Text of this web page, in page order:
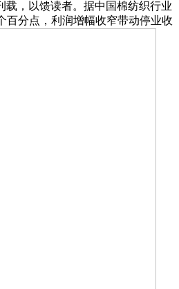
载，以馈读者。据中国棉纺织行业
百分点，利润增幅收窄带动停业收